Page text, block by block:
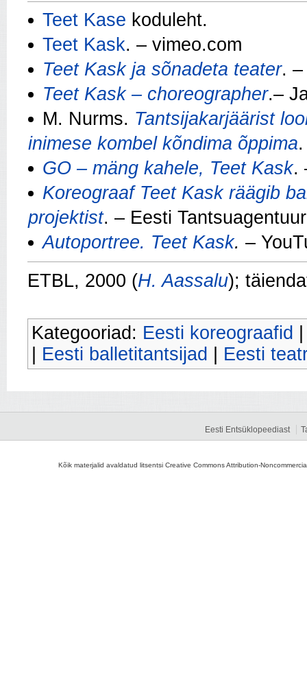
Teet Kase koduleht.
Teet Kask. – vimeo.com
Teet Kask ja sõnadeta teater. –
Teet Kask – choreographer.–
M. Nurms. Tantsijakarjäärist
inimese kombel kõndima õppima
GO – mäng kahele, Teet Kask.
Koreograaf Teet Kask räägib
projektist. – Eesti
Autoportree. Teet Kask. –
ETBL, 2000 (H. Aassalu);
Kategooriad: Eesti koreograafid
Eesti balletitantsijad Eesti
Eesti Entsüklopeediast
Kõik materjalid avaldatud litsentsi Creative Commons Attribution-